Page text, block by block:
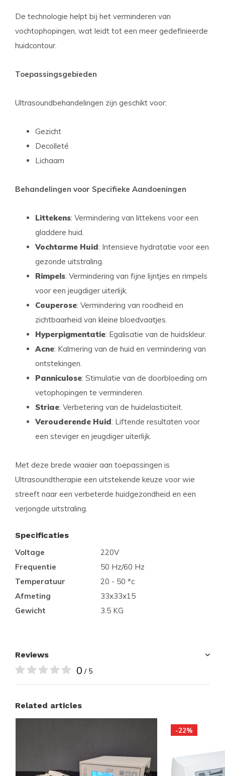
De technologie helpt bij het verminderen van
vochtophopingen, wat leidt tot een meer gedefinieerde
huidcontour.
Toepassingsgebieden
Ultrasoundbehandelingen zijn geschikt voor:
Gezicht
Decolleté
Lichaam
Behandelingen voor Specifieke Aandoeningen
Littekens: Vermindering van littekens voor een
gladdere huid.
Vochtarme Huid: Intensieve hydratatie voor een
gezonde uitstraling.
Rimpels: Vermindering van fijne lijntjes en rimpels
voor een jeugdiger uiterlijk.
Couperose: Vermindering van roodheid en
zichtbaarheid van kleine bloedvaatjes.
Hyperpigmentatie: Egalisatie van de huidskleur.
Acne: Kalmering van de huid en vermindering van
ontstekingen.
Panniculose: Stimulatie van de doorbloeding om
vetophopingen te verminderen.
Striae: Verbetering van de huidelasticiteit.
Verouderende Huid: Liftende resultaten voor
een steviger en jeugdiger uiterlijk.
Met deze brede waaier aan toepassingen is
Ultrasoundtherapie een uitstekende keuze voor wie
streeft naar een verbeterde huidgezondheid en een
verjongde uitstraling.
Specificaties
Voltage
220V
Frequentie
50 Hz/60 Hz
Temperatuur
20 - 50 *c
Afmeting
33x33x15
Gewicht
3.5 KG
Reviews
0 / 5
Related articles
-22%